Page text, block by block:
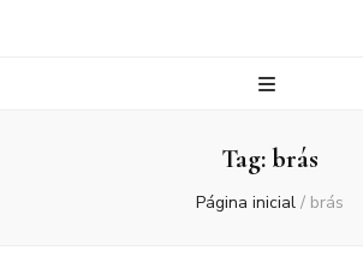
Tag:brás
Página inicial / brás